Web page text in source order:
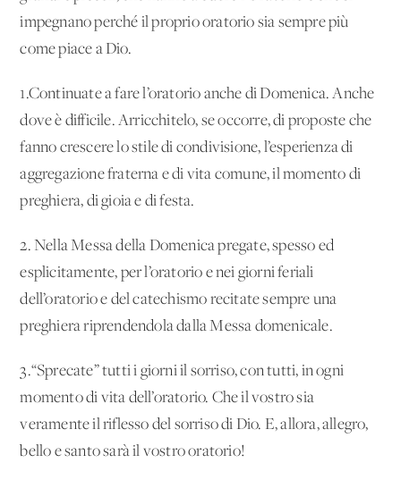
impegnano perché il proprio oratorio sia sempre più
come piace a Dio.
1.Continuate a fare l’oratorio anche di Domenica. Anche
dove è difficile. Arricchitelo, se occorre, di proposte che
fanno crescere lo stile di condivisione, l’esperienza di
aggregazione fraterna e di vita comune, il momento di
preghiera, di gioia e di festa.
2. Nella Messa della Domenica pregate, spesso ed
esplicitamente, per l’oratorio e nei giorni feriali
dell’oratorio e del catechismo recitate sempre una
preghiera riprendendola dalla Messa domenicale.
3.“Sprecate” tutti i giorni il sorriso, con tutti, in ogni
momento di vita dell’oratorio. Che il vostro sia
veramente il riflesso del sorriso di Dio. E, allora, allegro,
bello e santo sarà il vostro oratorio!